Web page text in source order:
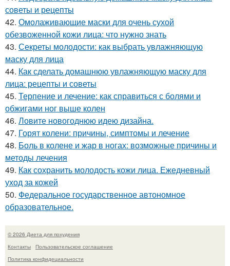
советы и рецепты
42. Омолаживающие маски для очень сухой
обезвоженной кожи лица: что нужно знать
43. Секреты молодости: как выбрать увлажняющую
маску для лица
44. Как сделать домашнюю увлажняющую маску для
лица: рецепты и советы
45. Терпение и лечение: как справиться с болями и
обжигами ног выше колен
46. Ловите новогоднюю идею дизайна.
47. Горят колени: причины, симптомы и лечение
48. Боль в колене и жар в ногах: возможные причины и
методы лечения
49. Как сохранить молодость кожи лица. Ежедневный
уход за кожей
50. Федеральное государственное автономное
образовательное.
© 2026 Диета для похудения
Контакты
Пользовательское соглашение
Политика конфидециальности